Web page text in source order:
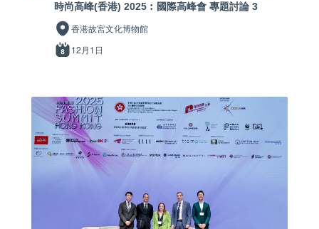
時尚高峰(香港) 2025︰國際高峰會 專題討論 3
香港故宮文化博物館
12月1日